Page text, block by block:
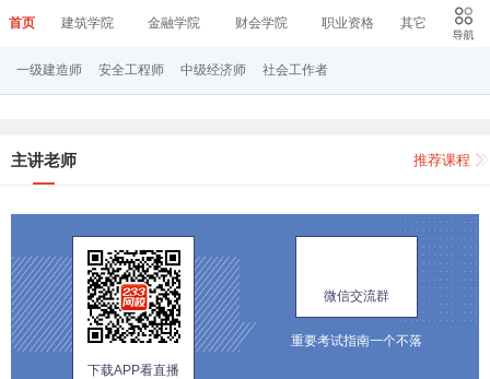
首页 建筑学院 金融学院 财会学院 职业资格 其它
一级建造师 安全工程师 中级经济师 社会工作者
主讲老师 推荐课程
下载APP看直播
微信交流群
重要考试指南一个不落